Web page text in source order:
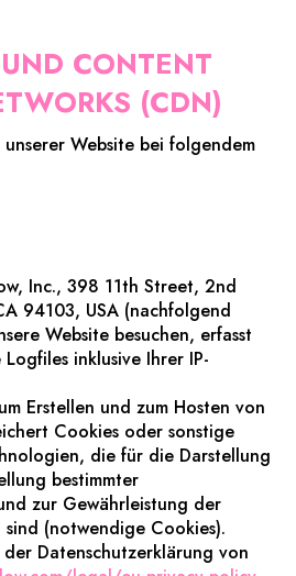
CONTENT
(CDN)
Website bei folgendem
Inc., 398 11th Street, 2nd
94103, USA (nachfolgend
Website besuchen, erfasst
inklusive Ihrer IP-
Erstellen und zum Hosten von
Cookies oder sonstige
die für die Darstellung
bestimmter
zur Gewährleistung der
(notwendige Cookies).
Datenschutzerklärung von